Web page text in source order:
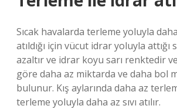
Sıcak havalarda terleme yoluyla daha
atıldığı için vücut idrar yoluyla attığı
azaltır ve idrar koyu sarı renktedir
göre daha az miktarda ve daha bol
bulunur. Kış aylarında daha az
terleme yoluyla daha az sıvı atılır.